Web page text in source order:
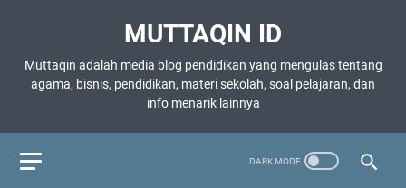
MUTTAQIN ID
Muttaqin adalah media blog pendidikan yang mengulas tentang
agama, bisnis, pendidikan, materi sekolah, soal pelajaran, dan
info menarik lainnya